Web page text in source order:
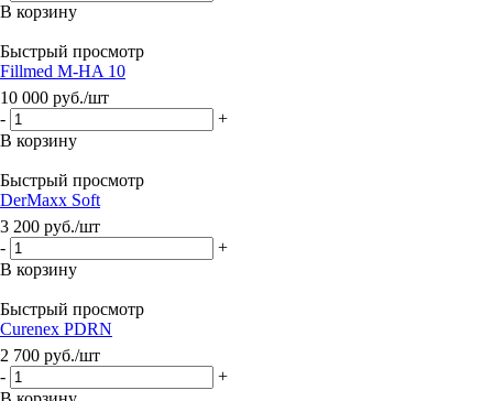
В корзину
Быстрый просмотр
Fillmed M-HA 10
10 000 руб./шт
-
+
В корзину
Быстрый просмотр
DerMaxx Soft
3 200 руб./шт
-
+
В корзину
Быстрый просмотр
Curenex PDRN
2 700 руб./шт
-
+